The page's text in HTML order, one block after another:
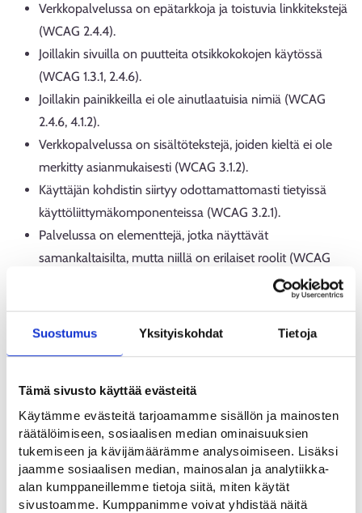
Suostumus Yksityiskohdat Tietoja
Tämä sivusto käyttää evästeitä
Käytämme evästeitä tarjoamamme sisällön ja mainosten
räätälöimiseen, sosiaalisen median ominaisuuksien
tukemiseen ja kävijämäärämme analysoimiseen. Lisäksi
jaamme sosiaalisen median, mainosalan ja analytiikka-
alan kumppaneillemme tietoja siitä, miten käytät
sivustoamme. Kumppanimme voivat yhdistää näitä
Verkkopalvelussa on epätarkkoja ja toistuvia linkkitekstejä
(WCAG 2.4.4).
Joillakin sivuilla on puutteita otsikkokokojen käytössä
(WCAG 1.3.1, 2.4.6).
Joillakin painikkeilla ei ole ainutlaatuisia nimiä (WCAG
2.4.6, 4.1.2).
Verkkopalvelussa on sisältötekstejä, joiden kieltä ei ole
merkitty asianmukaisesti (WCAG 3.1.2).
Käyttäjän kohdistin siirtyy odottamattomasti tietyissä
käyttöliittymäkomponenteissa (WCAG 3.2.1).
Palvelussa on elementtejä, jotka näyttävät
samankaltaisilta, mutta niillä on erilaiset roolit (WCAG
Tiettyjen käyttöliittymäkomponenttien nimet, roolit ja
toiminnallisuudet eivät ole täysin ymmärrettäviä, ja osa
Teknisessä toteutuksessa on virheitä, jotka voivat
vaikuttaa myös apuvälineiden toimintaan (WCAG 4.1.1).
Painikkeella on kaksi roolia, mikä vaikeuttaa käyttöä
apuvälineillä (WCAG 4.1.1).
Uuteen välilehteen avautumista ei ole merkitty oikein
linkissä (WCAG 4.1.2).